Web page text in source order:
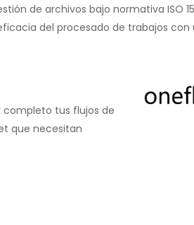
de archivos bajo normativa ISO
del procesado de trabajos
tus flujos de
que necesitan